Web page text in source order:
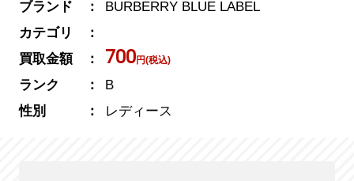
ブランド
BURBERRY BLUE LABEL
カテゴリ
買取金額
700円(税込)
ランク
B
性別
レディース